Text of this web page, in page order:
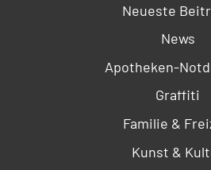
Neueste
News
Apotheken-
Graffiti
Familie &
Kunst &